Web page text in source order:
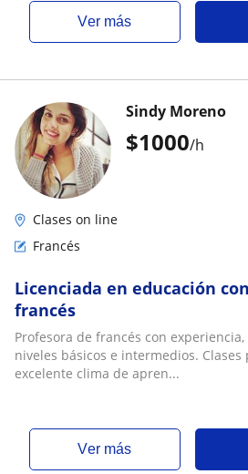
ver más
$1000/h
Sindy Moreno
Clases on line
Francés
Licenciada en educación
francés
Profesora de francés con
niveles básicos e intermedios.
excelente clima de apren...
ver más